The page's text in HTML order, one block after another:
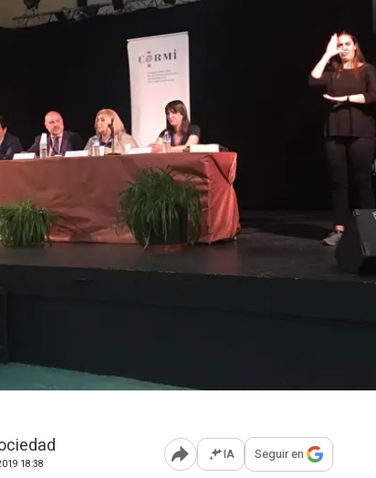
18:38 Abrir opciones para
IA Seguir en